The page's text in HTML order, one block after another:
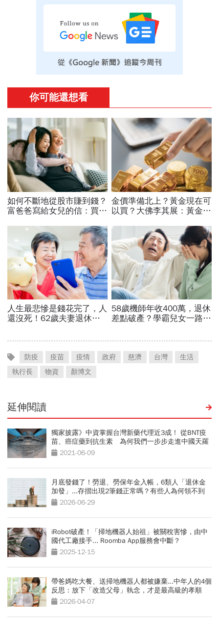
防疫 疫苗 疫情 政府 慈濟 台灣
生活
執行長
物資 顏博文
延伸閱讀
獨家披露》中資掌握台灣新藥代理近3成！ 從BNT疫
苗、癌症藥到抗生素 為何我們一步步走進中國天羅
地網？
2021-06-09
月底發錢了！勞退、勞保年金入帳，6類人「退休金
加發」...存摺出現2筆錢正常嗎？有些人為何領不到
2026-06-29
iRobot破產！「掃地機器人始祖」被關稅害慘，由中
國代工廠接手... Roomba App服務會中斷？
2025-12-15
帶爸媽吃大餐、送掃地機器人都被嫌棄...中年人的4個
反思：放下「改造父母」執念，才是最高級的孝順
2026-04-07